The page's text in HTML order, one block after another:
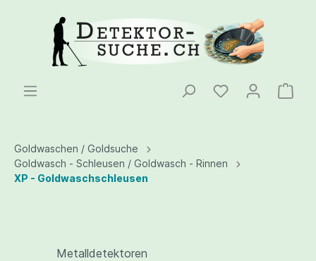
Goldwaschen / Goldsuche
Goldwasch - Schleusen / Goldwasch - Rinnen
XP - Goldwaschschleusen
Metalldetektoren